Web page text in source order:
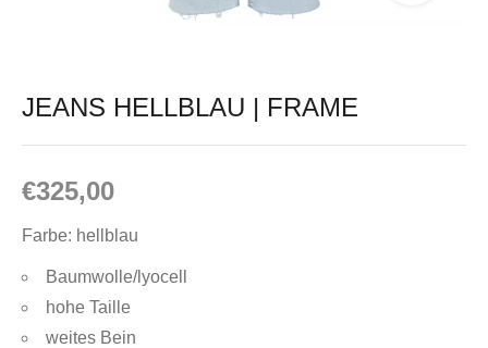
JEANS HELLBLAU | FRAME
€325,00
Farbe: hellblau
Baumwolle/lyocell
hohe Taille
weites Bein